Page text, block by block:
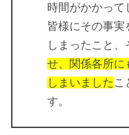
時間がかかって
皆様にその事実
しまったこと、
せ、関係各所に
しまいました こ
す。